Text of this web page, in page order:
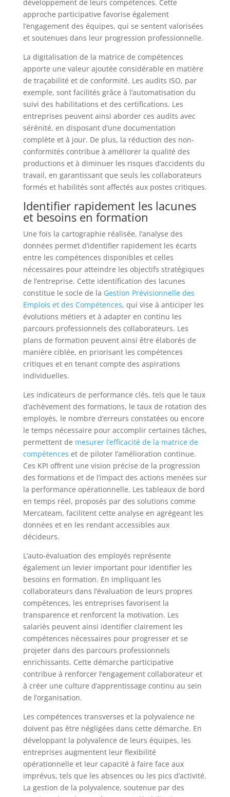
développement de leurs compétences. Cette
approche participative favorise également
l’engagement des équipes, qui se sentent valorisées
et soutenues dans leur progression professionnelle.
La digitalisation de la matrice de compétences
apporte une valeur ajoutée considérable en matière
de traçabilité et de conformité. Les audits ISO, par
exemple, sont facilités grâce à l’automatisation du
suivi des habilitations et des certifications. Les
entreprises peuvent ainsi aborder ces audits avec
sérénité, en disposant d’une documentation
complète et à jour. De plus, la réduction des non-
conformités contribue à améliorer la qualité des
productions et à diminuer les risques d’accidents du
travail, en garantissant que seuls les collaborateurs
formés et habilités sont affectés aux postes critiques.
Identifier rapidement les lacunes
et besoins en formation
Une fois la cartographie réalisée, l’analyse des
données permet d’identifier rapidement les écarts
entre les compétences disponibles et celles
nécessaires pour atteindre les objectifs stratégiques
de l’entreprise. Cette identification des lacunes
constitue le socle de la Gestion Prévisionnelle des
Emplois et des Compétences, qui vise à anticiper les
évolutions métiers et à adapter en continu les
parcours professionnels des collaborateurs. Les
plans de formation peuvent ainsi être élaborés de
manière ciblée, en priorisant les compétences
critiques et en tenant compte des aspirations
individuelles.
Les indicateurs de performance clés, tels que le taux
d’achèvement des formations, le taux de rotation des
employés, le nombre d’erreurs constatées ou encore
le temps nécessaire pour accomplir certaines tâches,
permettent de mesurer l’efficacité de la matrice de
compétences et de piloter l’amélioration continue.
Ces KPI offrent une vision précise de la progression
des formations et de l’impact des actions menées sur
la performance opérationnelle. Les tableaux de bord
en temps réel, proposés par des solutions comme
Mercateam, facilitent cette analyse en agrégeant les
données et en les rendant accessibles aux
décideurs.
L’auto-évaluation des employés représente
également un levier important pour identifier les
besoins en formation. En impliquant les
collaborateurs dans l’évaluation de leurs propres
compétences, les entreprises favorisent la
transparence et renforcent la motivation. Les
salariés peuvent ainsi identifier clairement les
compétences nécessaires pour progresser et se
projeter dans des parcours professionnels
enrichissants. Cette démarche participative
contribue à renforcer l’engagement collaborateur et
à créer une culture d’apprentissage continu au sein
de l’organisation.
Les compétences transverses et la polyvalence ne
doivent pas être négligées dans cette démarche. En
développant la polyvalence de leurs équipes, les
entreprises augmentent leur flexibilité
opérationnelle et leur capacité à faire face aux
imprévus, tels que les absences ou les pics d’activité.
La gestion de la polyvalence, soutenue par des